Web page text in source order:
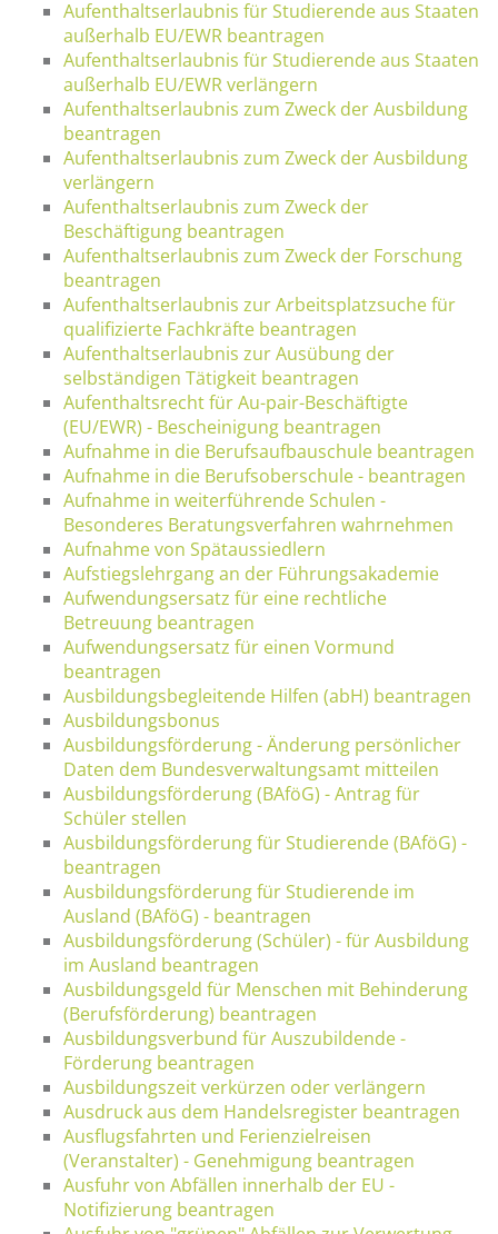
Aufenthaltserlaubnis für Studierende aus Staaten
außerhalb EU/EWR beantragen
Aufenthaltserlaubnis für Studierende aus Staaten
außerhalb EU/EWR verlängern
Aufenthaltserlaubnis zum Zweck der Ausbildung
beantragen
Aufenthaltserlaubnis zum Zweck der Ausbildung
verlängern
Aufenthaltserlaubnis zum Zweck der
Beschäftigung beantragen
Aufenthaltserlaubnis zum Zweck der Forschung
beantragen
Aufenthaltserlaubnis zur Arbeitsplatzsuche für
qualifizierte Fachkräfte beantragen
Aufenthaltserlaubnis zur Ausübung der
selbständigen Tätigkeit beantragen
Aufenthaltsrecht für Au-pair-Beschäftigte
(EU/EWR) - Bescheinigung beantragen
Aufnahme in die Berufsaufbauschule beantragen
Aufnahme in die Berufsoberschule - beantragen
Aufnahme in weiterführende Schulen -
Besonderes Beratungsverfahren wahrnehmen
Aufnahme von Spätaussiedlern
Aufstiegslehrgang an der Führungsakademie
Aufwendungsersatz für eine rechtliche
Betreuung beantragen
Aufwendungsersatz für einen Vormund
beantragen
Ausbildungsbegleitende Hilfen (abH) beantragen
Ausbildungsbonus
Ausbildungsförderung - Änderung persönlicher
Daten dem Bundesverwaltungsamt mitteilen
Ausbildungsförderung (BAföG) - Antrag für
Schüler stellen
Ausbildungsförderung für Studierende (BAföG) -
beantragen
Ausbildungsförderung für Studierende im
Ausland (BAföG) - beantragen
Ausbildungsförderung (Schüler) - für Ausbildung
im Ausland beantragen
Ausbildungsgeld für Menschen mit Behinderung
(Berufsförderung) beantragen
Ausbildungsverbund für Auszubildende -
Förderung beantragen
Ausbildungszeit verkürzen oder verlängern
Ausdruck aus dem Handelsregister beantragen
Ausflugsfahrten und Ferienzielreisen
(Veranstalter) - Genehmigung beantragen
Ausfuhr von Abfällen innerhalb der EU -
Notifizierung beantragen